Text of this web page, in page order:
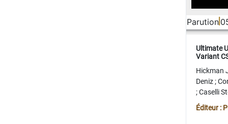
Parution
Ultimate
Variant
Hickman
Deniz;
;Caselli
Juan
Éditeur :